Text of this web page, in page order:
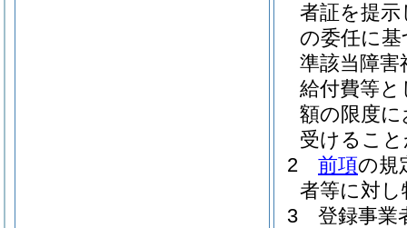
者証を提
の委任に
準該当障
給付費等
額の限度
受けるこ
2
前項の規
者等に対
3
登録事業